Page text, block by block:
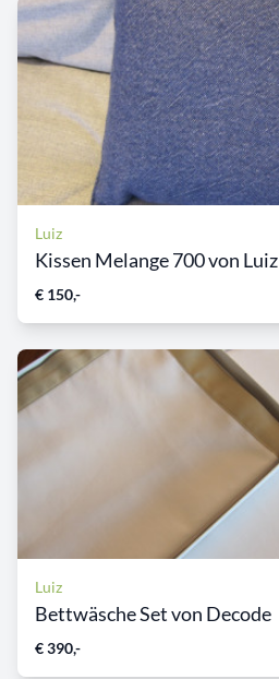
Luiz
Kissen Melange 700 von Luiz
€ 150,-
Luiz
Bettwäsche Set von Decode
€ 390,-